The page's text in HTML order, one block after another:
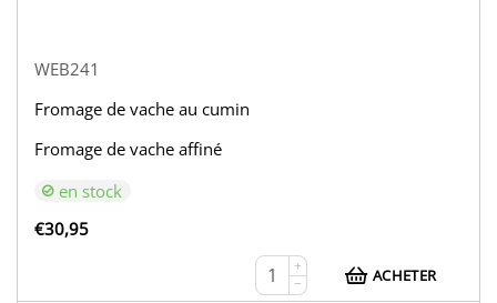
WEB241
Fromage de vache au cumin
Fromage de vache affiné
en stock
€30,95
+
−
ACHETER